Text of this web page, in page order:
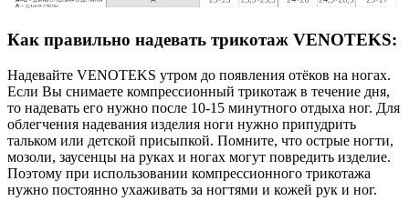
Как правильно надевать трикотаж VENOTEKS:
Надевайте VENOTEKS утром до появления отёков на ногах.
Если Вы снимаете компрессионный трикотаж в течение дня,
то надевать его нужно после 10-15 минутного отдыха ног. Для
облегчения надевания изделия ноги нужно припудрить
тальком или детской присыпкой. Помните, что острые ногти,
мозоли, заусенцы на руках и ногах могут повредить изделие.
Поэтому при использовании компрессионного трикотажа
нужно постоянно ухаживать за ногтями и кожей рук и ног.